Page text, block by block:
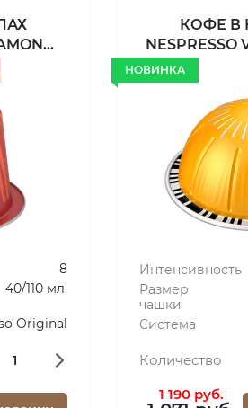
8
40/110 мл.
Original
НОВИНКА
КОФЕ В
NESPRESSO
Интенсивность
Размер
чашки
Система
Количество
1 190 руб.